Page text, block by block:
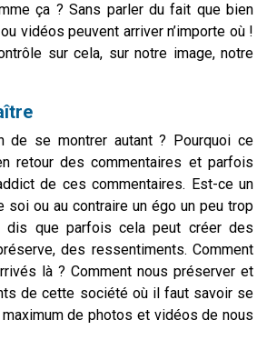
ça ?Sans parler du fait que bien
vidéos peuvent arriver n’importe où !
sur cela, sur notre image, notre
de se montrer autant ? Pourquoi ce
retour des commentaires et parfois
de ces commentaires. Est-ce un
soi ou au contraire un égo un peu trop
dis que parfois cela peut créer des
des ressentiments. Comment
là ? Comment nous préserver et
de cette société où il faut savoir se
de photos et vidéos de nous